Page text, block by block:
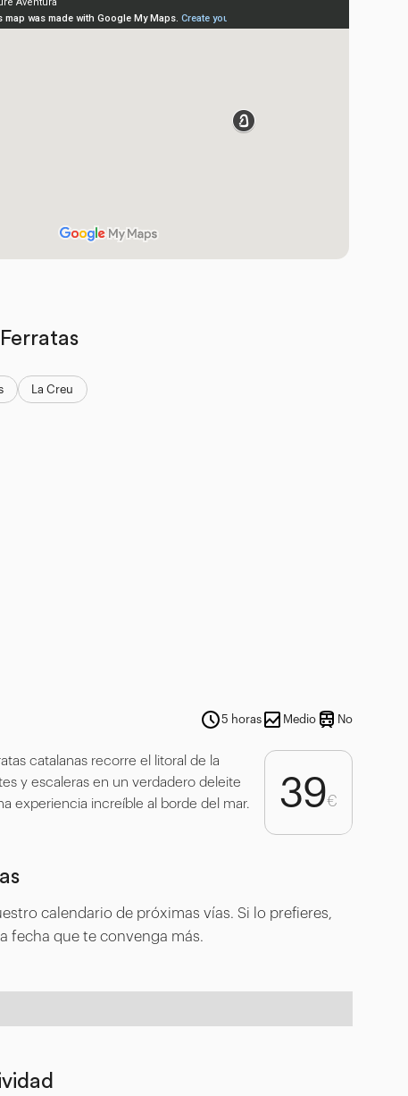
La Creu
5 horas Medio No
catalanas recorre el litoral de la
y escaleras en un verdadero deleite
experiencia increíble al borde del mar.
39€
calendario de próximas vías. Si lo prefieres,
fecha que te convenga más.